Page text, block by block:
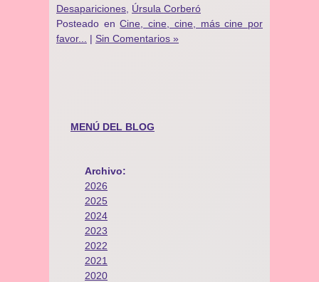
Desapariciones Úrsula Corberó
Posteado enCine, cine, cine, más cine por
favor...
| Sin Comentarios »
MENÚ DEL BLOG
Archivo:
2026
2025
2024
2023
2022
2021
2020